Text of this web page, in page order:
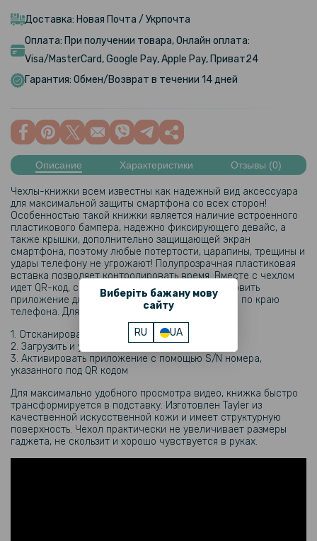
Виберіть бажану мову
сайту
RU UA
Galaxy S23 Ultra, Transparent
239 грн
299 грн
Матовая
319 грн
399 грн
Гидрогелевая пленка iNobi Privacy Matte для Samsung Galaxy S23
Ultra (Антишпион)
239 грн
299 грн
Гидрогелевая пленка iNobi Matte для Samsung Galaxy S23 Ultra на
заднюю панель, Матовая
144 грн
169 грн
Защитная рамка со стеклом на заднюю камеру Tempered Glass
для Samsung Galaxy S23 Ultra
159 грн
199 грн
Доставка: Новая Почта / Укрпочта
Оплата: При получении товара, Онлайн оплата:
Visa/MasterCard, Google Pay, Apple Pay, Приват24
Гарантия: Обмен/Возврат в течении 14 дней
Описание Характеристики Отзывы (0)
Чехлы-книжки всем известны как надежный вид аксессуара
для максимальной защиты смартфона со всех сторон!
Особенностью такой книжки является наличие встроенного
пластикового бампера, надежно фиксирующего девайс, а
также крышки, дополнительно защищающей экран
смартфона, поэтому любые потертости, царапины, трещины и
удары телефону не угрожают! Полупрозрачная пластиковая
вставка позволяет контролировать время. Вместе с чехлом
идет QR-код, с помощью которого можно установить
приложение для вывода информационного окна по краю
телефона. Для этого нужно:
1. Отсканировать QR код
2. Загрузить и установить приложение
3. Активировать приложение с помощью S/N номера,
указанного под QR кодом
Для максимально удобного просмотра видео, книжка быстро
трансформируется в подставку. Изготовлен Tayler из
качественной искусственной кожи и имеет структурную
поверхность. Чехол практически не увеличивает размеры
гаджета, не скользит и хорошо чувствуется в руках.